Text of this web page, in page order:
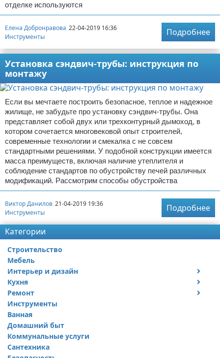
отделке используются
Елена Добронравова 22-04-2019 16:36
Инструменты
Подробнее
Установка сэндвич-трубы: инструкция по
монтажу
Если вы мечтаете построить безопасное, теплое и надежное
жилище, не забудьте про установку сэндвич-трубы. Она
представляет собой двух или трехконтурный дымоход, в
котором сочетается многовековой опыт строителей,
современные технологии и смекалка с не совсем
стандартными решениями. У подобной конструкции имеется
масса преимуществ, включая наличие утеплителя и
соблюдение стандартов по обустройству печей различных
модификаций. Рассмотрим способы обустройства
Виктор Данилов 21-04-2019 19:36
Инструменты
Подробнее
Категории
Строительство
Мебель
Интерьер и дизайн
Дизайн дачи
Дизайн квартиры
Кухня
Посуда
Ремонт
Ремонт дачи
Ремонт квартиры
Инструменты
Ванная
Домашний быт
Коммунальные услуги
Сантехника